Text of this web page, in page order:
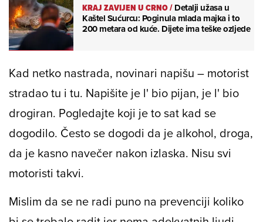
KRAJ ZAVIJEN U CRNO/Detalji užasa u
Kaštel Sućurcu: Poginula mlada majka i to
200 metara od kuće. Dijete ima teške ozljede
Kad netko nastrada, novinari napišu – motorist
stradao tu i tu. Napišite je l' bio pijan, je l' bio
drogiran. Pogledajte koji je to sat kad se
dogodilo. Često se dogodi da je alkohol, droga,
da je kasno navečer nakon izlaska. Nisu svi
motoristi takvi.
Mislim da se ne radi puno na prevenciji koliko